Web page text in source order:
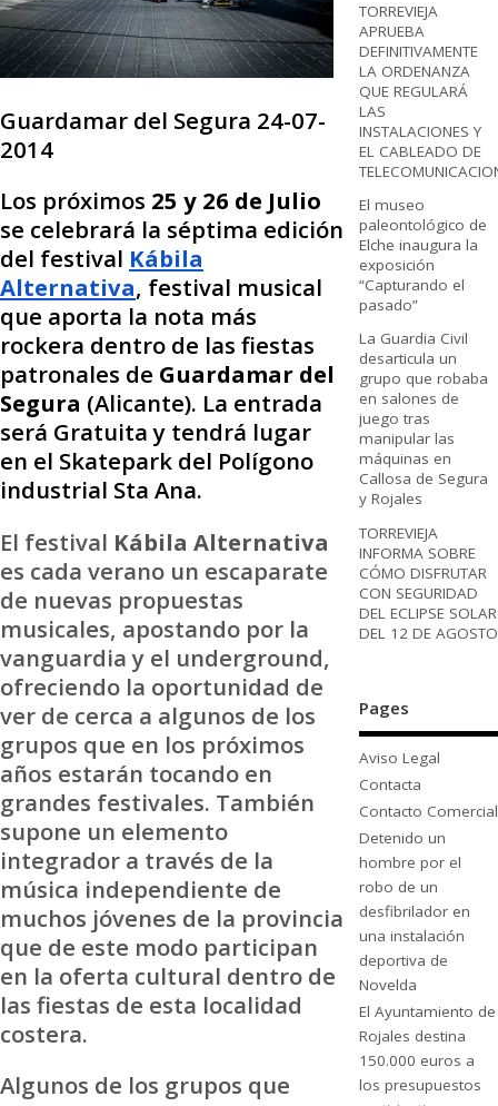
Guardamar del Segura 24-07-
2014
Los próximos 25 y 26 de Julio
se celebrará la séptima edición
del festival Kábila
Alternativa, festival musical
que aporta la nota más
rockera dentro de las fiestas
patronales de Guardamar del
Segura (Alicante). La entrada
será Gratuita y tendrá lugar
en el Skatepark del Polígono
industrial Sta Ana.
El festival Kábila Alternativa
es cada verano un escaparate
de nuevas propuestas
musicales, apostando por la
vanguardia y el underground,
ofreciendo la oportunidad de
ver de cerca a algunos de los
grupos que en los próximos
años estarán tocando en
grandes festivales. También
supone un elemento
integrador a través de la
música independiente de
muchos jóvenes de la provincia
que de este modo participan
en la oferta cultural dentro de
las fiestas de esta localidad
costera.
Algunos de los grupos que
TORREVIEJA
APRUEBA
DEFINITIVAMENTE
LA ORDENANZA
QUE REGULARÁ
LAS
INSTALACIONES Y
EL CABLEADO DE
El museo
paleontológico de
Elche inaugura la
exposición
“Capturando el
pasado”
La Guardia Civil
desarticula un
grupo que robaba
en salones de
juego tras
manipular las
máquinas en
Callosa de Segura
y Rojales
TORREVIEJA
INFORMA SOBRE
CÓMO DISFRUTAR
CON SEGURIDAD
DEL ECLIPSE SOLAR
DEL 12 DE AGOSTO
Pages
Aviso Legal
Contacta
Contacto Comercial
Detenido un
hombre por el
robo de un
desfibrilador en
una instalación
deportiva de
Novelda
El Ayuntamiento de
Rojales destina
150.000 euros a
los presupuestos